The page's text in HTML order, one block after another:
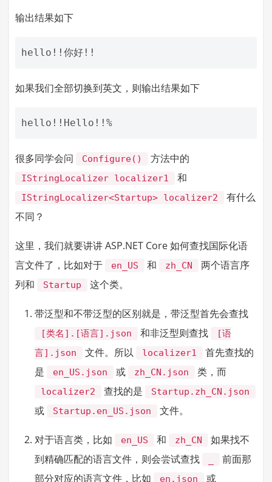
输出结果如下
如果我们全部切换到英文，则输出结果如下
很多同学会问 Configure() 方法中的
IStringLocalizer localizer1 和
IStringLocalizer<Startup> localizer2
有什么
不同？
这里，我们就要讲讲 ASP.NET Core 如何查找国际化语
言文件了，比如对于
en_US 和 zh_CN
两个语言序
列和
Startup 这个类。
带泛型和不带泛型的区别就是，带泛型首先会查找
[类名].[语言].json 和非泛型则查找
[语
言].json
文件。所以 localizer1
首先查找的
是
en_US.json 或 zh_CN.json 类，而
localizer2 查找的是 Startup.zh_CN.json
或 Startup.en_US.json 文件。
对于语言类，比如 en_US 和 zh_CN
如果找不
到精确匹配的语言文件，则会尝试查找
前面那
部分对应的语言文件，比如
en.json 或